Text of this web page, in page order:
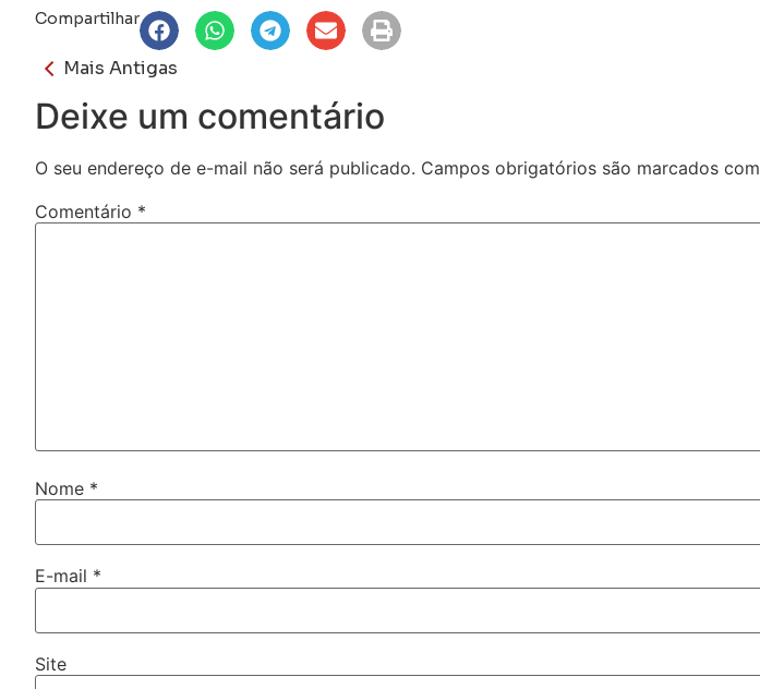
Compartilhar
Mais Antigas
Deixe um comentário
O seu endereço de e-mail não será publicado. Campos obrigatórios são marcados com
Comentário *
Nome *
E-mail *
Site